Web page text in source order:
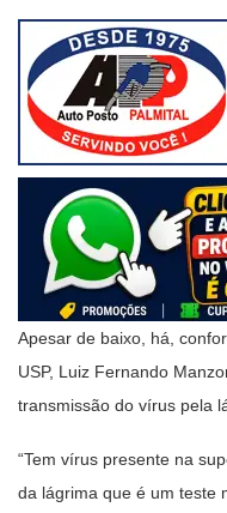
Apesar de baixo, há,
USP, Luiz Fernando
transmissão do vírus pela
“Tem vírus presente na
da lágrima que é um teste